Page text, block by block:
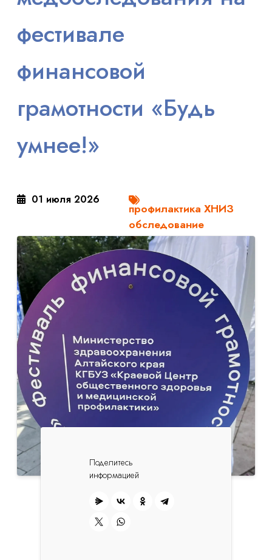
фестивале
финансовой
грамотности «Будь
умнее!»
01 июля 2026
профилактика ХНИЗ
обследование
Поделитесь
информацией